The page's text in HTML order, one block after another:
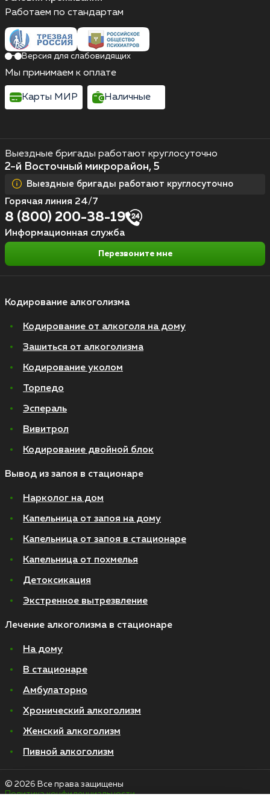
Кодирование алкоголизма
Кодирование от алкоголя на дому
Зашиться от алкоголизма
Кодирование уколом
Торпедо
Эспераль
Вивитрол
Кодирование двойной блок
Вывод из запоя в стационаре
Нарколог на дом
Капельница от запоя на дому
Капельница от запоя в стационаре
Капельница от похмелья
Детоксикация
Экстренное вытрезвление
Лечение алкоголизма в стационаре
На дому
В стационаре
Амбулаторно
Хронический алкоголизм
Женский алкоголизм
Пивной алкоголизм
Выездные бригады работают круглосуточно
2-й Восточный микрорайон, 5
Выездные бригады работают круглосуточно
Горячая линия 24/7
8 (800) 200-38-19
Информационная служба
Перезвоните мне
Работаем по стандартам
Версия для слабовидящих
Мы принимаем к оплате
Карты МИР Наличные
© 2026 Все права защищены
Политика конфиденциальности